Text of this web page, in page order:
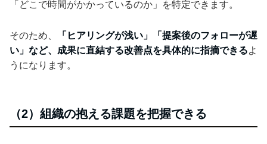
「どこで時間がかかっているのか」を特定できます。
そのため、
「ヒアリングが浅い」「提案後のフォローが遅
い」など、成果に直結する改善点を具体的に指摘できるよ
うになります。
（2）組織の抱える課題を把握できる